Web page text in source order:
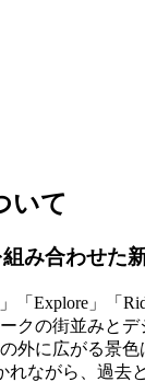
いて
み合わせた
「Explore」「
クの街並みと
外に広がる景
ながら、過去